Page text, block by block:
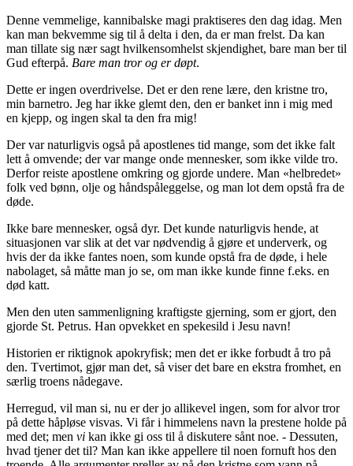
Denne vemmelige, kannibalske magi praktiseres den dag idag. Men
kan man bekvemme sig til å delta i den, da er man frelst. Da kan
man tillate sig nær sagt hvilkensomhelst skjendighet, bare man ber til
Gud efterpå. Bare man tror og er døpt.
Dette er ingen overdrivelse. Det er den rene lære, den kristne tro,
min barnetro. Jeg har ikke glemt den, den er banket inn i mig med
en kjepp, og ingen skal ta den fra mig!
Der var naturligvis også på apostlenes tid mange, som det ikke falt
lett å omvende; der var mange onde mennesker, som ikke vilde tro.
Derfor reiste apostlene omkring og gjorde undere. Man «helbredet»
folk ved bønn, olje og håndspåleggelse, og man lot dem opstå fra de
døde.
Ikke bare mennesker, også dyr. Det kunde naturligvis hende, at
situasjonen var slik at det var nødvendig å gjøre et underverk, og
hvis der da ikke fantes noen, som kunde opstå fra de døde, i hele
nabolaget, så måtte man jo se, om man ikke kunde finne f.eks. en
død katt.
Men den uten sammenligning kraftigste gjerning, som er gjort, den
gjorde St. Petrus. Han opvekket en spekesild i Jesu navn!
Historien er riktignok apokryfisk; men det er ikke forbudt å tro på
den. Tvertimot, gjør man det, så viser det bare en ekstra fromhet, en
særlig troens nådegave.
Herregud, vil man si, nu er der jo allikevel ingen, som for alvor tror
på dette håpløse visvas. Vi får i himmelens navn la prestene holde på
med det; men vi kan ikke gi oss til å diskutere sånt noe. - Dessuten,
hvad tjener det til? Man kan ikke appellere til noen fornuft hos den